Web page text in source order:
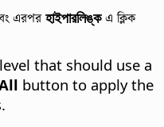
এরপরহাইপারলিঙ্কএ ক্লিক
that should use a
button to apply the